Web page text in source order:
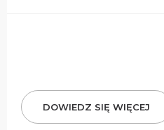
DOWIEDZ SIĘ WIĘCEJ